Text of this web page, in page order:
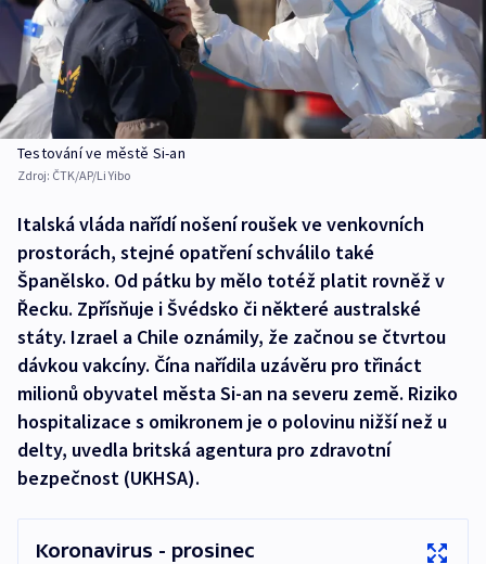
Testování ve městě Si-an
Zdroj: ČTK/AP/Li Yibo
Italská vláda nařídí nošení roušek ve venkovních
prostorách, stejné opatření schválilo také
Španělsko. Od pátku by mělo totéž platit rovněž v
Řecku. Zpřísňuje i Švédsko či některé australské
státy. Izrael a Chile oznámily, že začnou se čtvrtou
dávkou vakcíny. Čína nařídila uzávěru pro třináct
milionů obyvatel města Si-an na severu země. Riziko
hospitalizace s omikronem je o polovinu nižší než u
delty, uvedla britská agentura pro zdravotní
bezpečnost (UKHSA).
Koronavirus - prosinec